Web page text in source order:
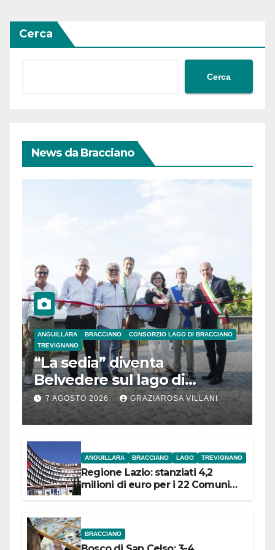
Cerca
Cerca
News da Bracciano
ANGUILLARA BRACCIANO
CONSORZIO LAGO DI BRACCIANO
TREVIGNANO
“La sedia” diventa
Belvedere sul lago di
Bracciano: ieri
l’inaugurazione
7 AGOSTO 2026 GRAZIAROSA VILLANI
ANGUILLARA BRACCIANO LAGO TREVIGNANO
Regione Lazio: stanziati 4,2
milioni di euro per i 22 Comuni
BRACCIANO